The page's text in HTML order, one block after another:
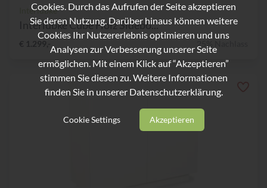
Interlübke
Interlübke Cube Holz Sidebo...
Cookies. Durch das Aufrufen der Seite akzeptieren
Sie deren Nutzung. Darüber hinaus können weitere
Cookies Ihr Nutzererlebnis optimieren und uns
Analysen zur Verbesserung unserer Seite
ermöglichen. Mit einem Klick auf “Akzeptieren”
stimmen Sie diesen zu. Weitere Informationen
finden Sie in unserer Datenschutzerklärung.
Cookie Settings Akzeptieren